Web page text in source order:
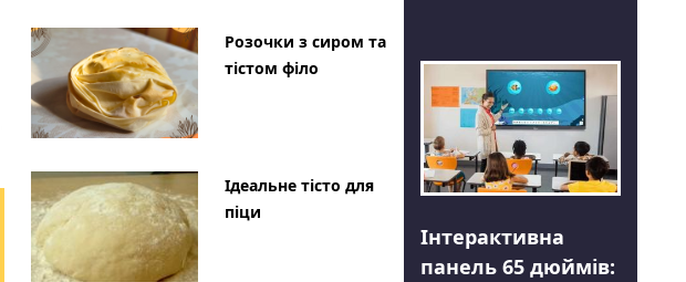
Розочки з сиром та
тістом філо
Ідеальне тісто для
піци
Інтерактивна
панель 65 дюймів: